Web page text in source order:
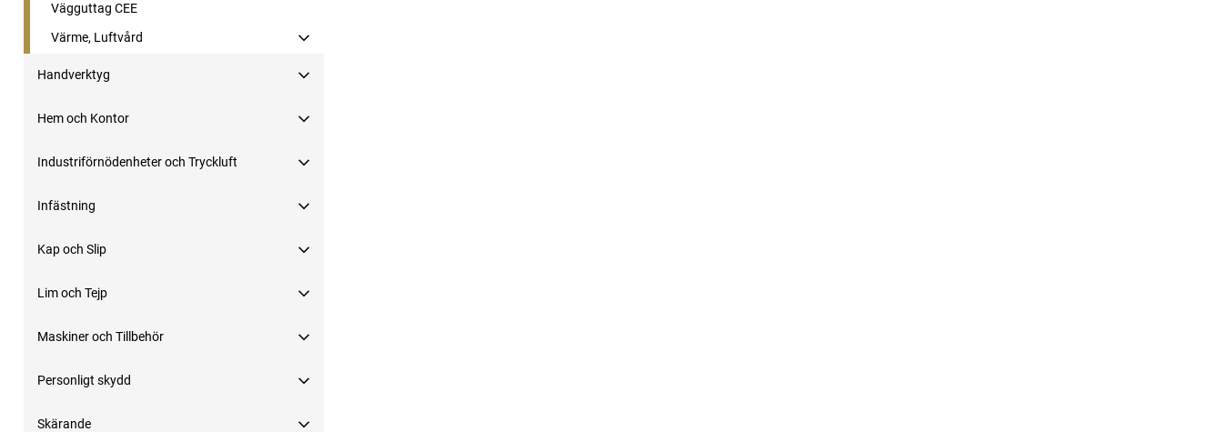
Vägguttag CEE
Värme, Luftvård
Handverktyg
Hem och Kontor
Industriförnödenheter och Tryckluft
Infästning
Kap och Slip
Lim och Tejp
Maskiner och Tillbehör
Personligt skydd
Skärande